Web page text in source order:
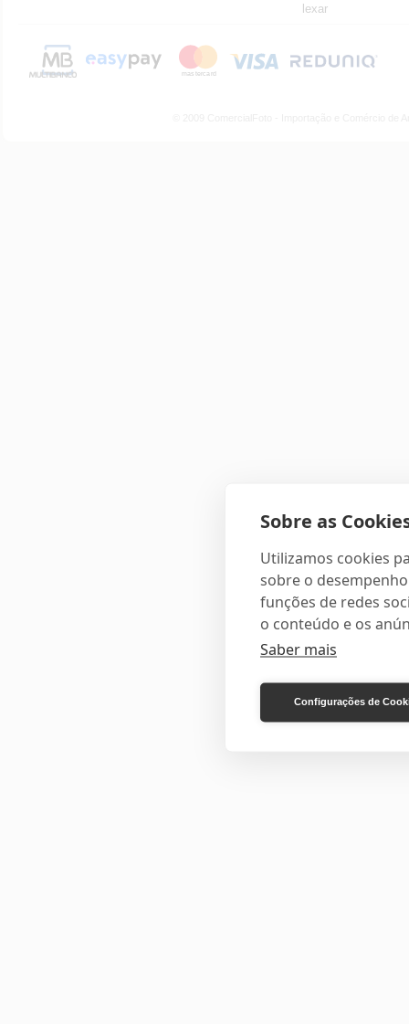
Sobre as
Utilizamos cookies
sobre o
funções de redes
o conteúdo e os
Saber mais
Configurações de
lexar